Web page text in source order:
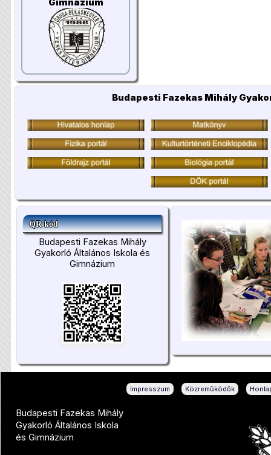
Gimnázium
Budapesti Fazekas Mihály
QR kód
Budapesti Fazekas Mihály
Gyakorló Általános Iskola és
Gimnázium
Impresszum Közreműködők
Budapesti Fazekas Mihály
Gyakorló Általános Iskola
és Gimnázium